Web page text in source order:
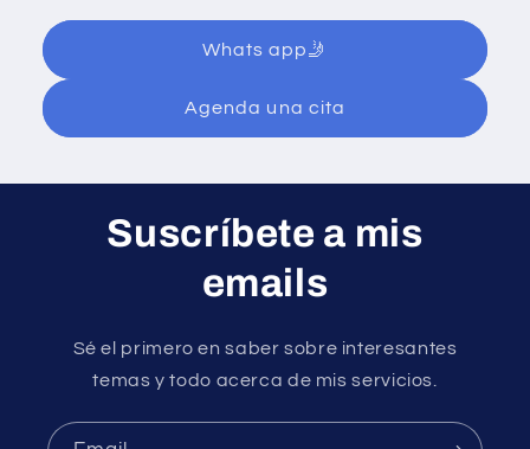
Whats app🤳
Agenda una cita
Suscríbete a mis
emails
Sé el primero en saber sobre interesantes
temas y todo acerca de mis servicios.